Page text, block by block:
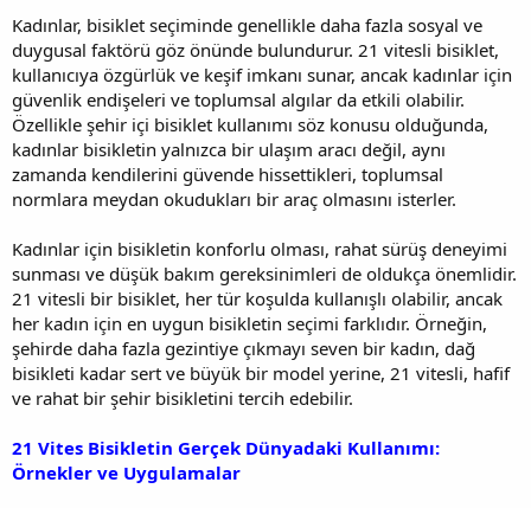
Kadınlar, bisiklet seçiminde genellikle daha fazla sosyal ve
duygusal faktörü göz önünde bulundurur. 21 vitesli bisiklet,
kullanıcıya özgürlük ve keşif imkanı sunar, ancak kadınlar için
güvenlik endişeleri ve toplumsal algılar da etkili olabilir.
Özellikle şehir içi bisiklet kullanımı söz konusu olduğunda,
kadınlar bisikletin yalnızca bir ulaşım aracı değil, aynı
zamanda kendilerini güvende hissettikleri, toplumsal
normlara meydan okudukları bir araç olmasını isterler.
Kadınlar için bisikletin konforlu olması, rahat sürüş deneyimi
sunması ve düşük bakım gereksinimleri de oldukça önemlidir.
21 vitesli bir bisiklet, her tür koşulda kullanışlı olabilir, ancak
her kadın için en uygun bisikletin seçimi farklıdır. Örneğin,
şehirde daha fazla gezintiye çıkmayı seven bir kadın, dağ
bisikleti kadar sert ve büyük bir model yerine, 21 vitesli, hafif
ve rahat bir şehir bisikletini tercih edebilir.
21 Vites Bisikletin Gerçek Dünyadaki Kullanımı:
Örnekler ve Uygulamalar